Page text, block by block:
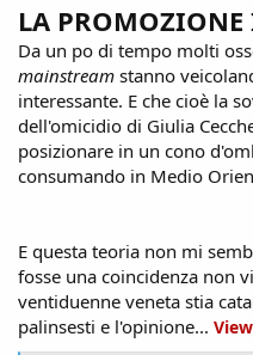
LA PROMOZIONE
Da un po di tempo molti
mainstream stanno
interessante. E che cioè la
dell'omicidio di Giulia
posizionare in un cono
consumando in Medio
E questa teoria non mi
fosse una coincidenza non
ventiduenne veneta stia
palinsesti e l'opinione...